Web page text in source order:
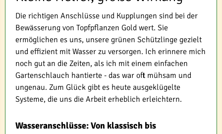
Die richtigen Anschlüsse und Kupplungen sind bei der
Bewässerung von Topfpflanzen Gold wert. Sie
ermöglichen es uns, unsere grünen Schützlinge gezielt
und effizient mit Wasser zu versorgen. Ich erinnere mich
noch gut an die Zeiten, als ich mit einem einfachen
Gartenschlauch hantierte - das war oft mühsam und
ungenau. Zum Glück gibt es heute ausgeklügelte
Systeme, die uns die Arbeit erheblich erleichtern.
Wasseranschlüsse: Von klassisch bis